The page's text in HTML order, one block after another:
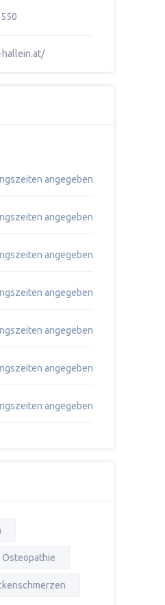
angegeben
angegeben
angegeben
angegeben
angegeben
angegeben
angegeben
Osteopathie